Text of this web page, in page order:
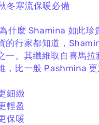
冬寒流保暖必備
什麼 Shamina 如此珍
的行家都知道，
一。 其纖維取自喜馬
， 比一般 Pashmina 更
細緻
輕盈
保暖